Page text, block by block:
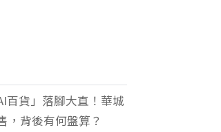
百貨」落腳大直！華城
，背後有何盤算？